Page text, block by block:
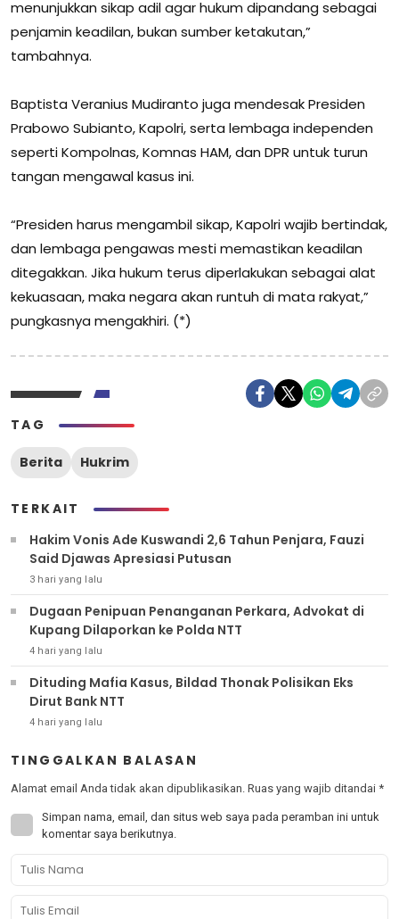
menunjukkan sikap adil agar hukum dipandang sebagai
penjamin keadilan, bukan sumber ketakutan,”
tambahnya.
Baptista Veranius Mudiranto juga mendesak Presiden
Prabowo Subianto, Kapolri, serta lembaga independen
seperti Kompolnas, Komnas HAM, dan DPR untuk turun
tangan mengawal kasus ini.
“Presiden harus mengambil sikap, Kapolri wajib bertindak,
dan lembaga pengawas mesti memastikan keadilan
ditegakkan. Jika hukum terus diperlakukan sebagai alat
kekuasaan, maka negara akan runtuh di mata rakyat,”
pungkasnya mengakhiri. (*)
TAG
Berita Hukrim
TERKAIT
Hakim Vonis Ade Kuswandi 2,6 Tahun Penjara, Fauzi
Said Djawas Apresiasi Putusan
3 hari yang lalu
Dugaan Penipuan Penanganan Perkara, Advokat di
Kupang Dilaporkan ke Polda NTT
4 hari yang lalu
Dituding Mafia Kasus, Bildad Thonak Polisikan Eks
Dirut Bank NTT
4 hari yang lalu
TINGGALKAN BALASAN
Alamat email Anda tidak akan dipublikasikan. Ruas yang wajib ditandai *
Simpan nama, email, dan situs web saya pada peramban ini untuk
komentar saya berikutnya.